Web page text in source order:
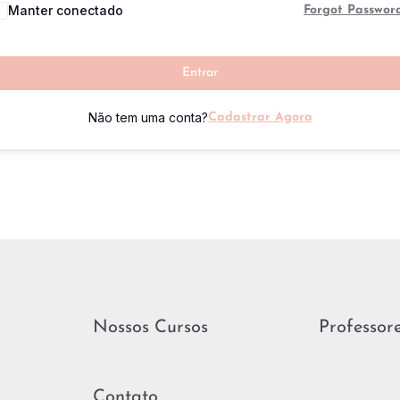
Manter conectado Forgot
Entrar
Não tem uma conta?Cadastrar Agora
Nossos Cursos